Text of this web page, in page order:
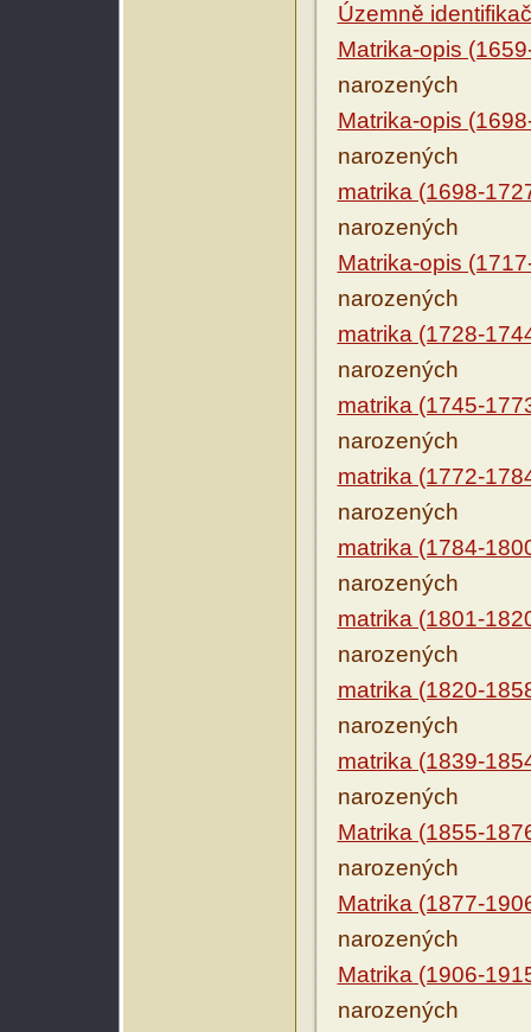
Územně
Matrika-opis
narozených
Matrika-opis
narozených
matrika (1698-
narozených
Matrika-opis
narozených
matrika (1728-
narozených
matrika (1745-
narozených
matrika (1772-
narozených
matrika (1784-
narozených
matrika (1801-
narozených
matrika (1820-
narozených
matrika (1839-
narozených
Matrika (1855-
narozených
Matrika (1877-
narozených
Matrika (1906-
narozených